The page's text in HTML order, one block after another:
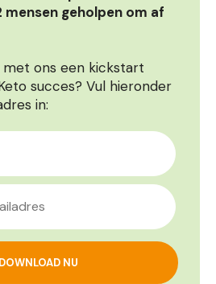
mensen geholpen om af
met ons een kickstart
succes? Vul hieronder
in: